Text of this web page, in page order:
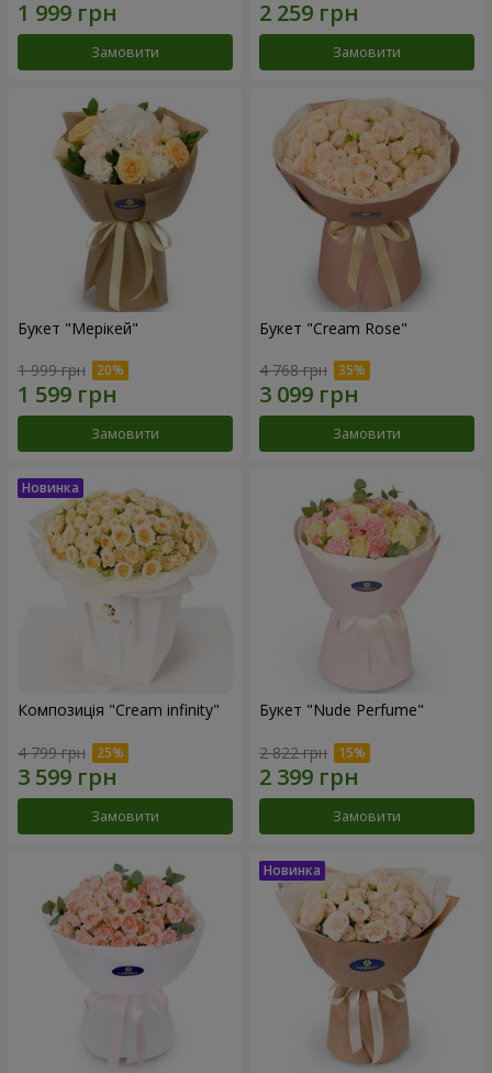
Замовити Замовити
Букет "Мерікей"
1 999 грн
Замовити
Букет "Cream Rose"
4 768 грн
Замовити
Композиція "Cream infinity"
4 799 грн
Замовити
Букет "Nude Perfume"
2 822 грн
Замовити